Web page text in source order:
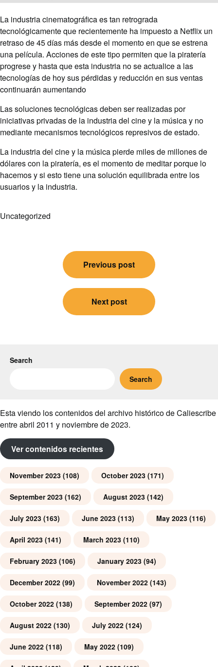
La industria cinematográfica es tan retrograda
tecnológicamente que recientemente ha impuesto a Netflix un
retraso de 45 días más desde el momento en que se estrena
una película. Acciones de este tipo permiten que la piratería
progrese y hasta que esta industria no se actualice a las
tecnologías de hoy sus pérdidas y reducción en sus ventas
continuarán aumentando
Las soluciones tecnológicas deben ser realizadas por
iniciativas privadas de la industria del cine y la música y no
mediante mecanismos tecnológicos represivos de estado.
La industria del cine y la música pierde miles de millones de
dólares con la piratería, es el momento de meditar porque lo
hacemos y si esto tiene una solución equilibrada entre los
usuarios y la industria.
Uncategorized
Previous post
Next post
Search
Search
Esta viendo los contenidos del archivo histórico de Caliescribe
entre abril 2011 y noviembre de 2023.
Ver contenidos recientes
November 2023 (108) October 2023 (171)
September 2023 (162) August 2023 (142)
July 2023 (163) June 2023 (113) May 2023 (116)
April 2023 (141) March 2023 (110)
February 2023 (106) January 2023 (94)
December 2022 (99) November 2022 (143)
October 2022 (138) September 2022 (97)
August 2022 (130) July 2022 (124)
June 2022 (118) May 2022 (109)